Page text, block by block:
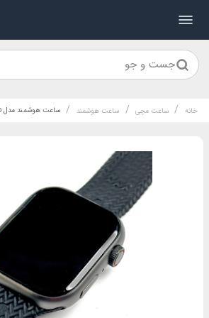
جست و جو
خانه / ساعت مچی / ساعت هوشمند / ساعت هوشمند مدل HK9Pro